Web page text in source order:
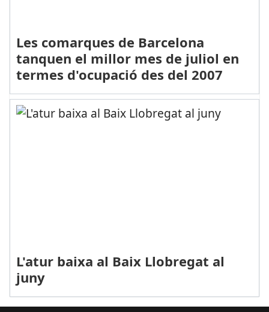
Les comarques de Barcelona
tanquen el millor mes de juliol en
termes d'ocupació des del 2007
L'atur baixa al Baix Llobregat al
juny